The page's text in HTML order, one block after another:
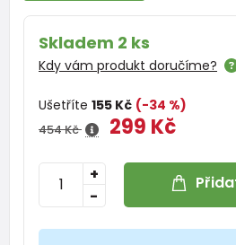
Skladem 2 ks
Kdy vám produkt doručíme?
Ušetříte 155 Kč (-34 %)
454 Kč 299 Kč
-
+